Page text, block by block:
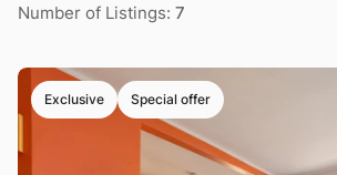
Number of Listings: 7
Exclusive Special offer